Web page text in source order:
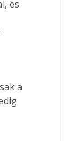
és
a